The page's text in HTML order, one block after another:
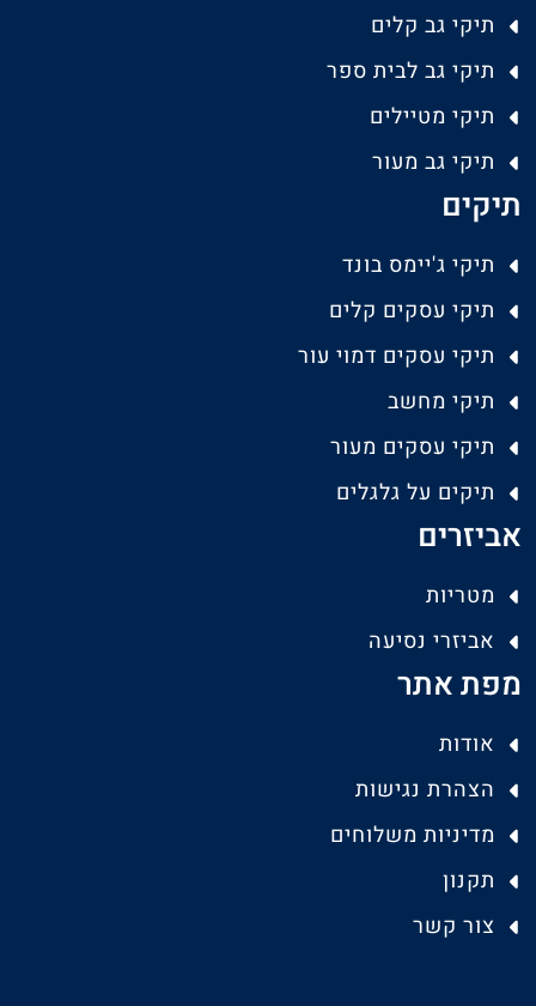
תיקי גב קלים
תיקי גב לבית ספר
תיקי מטיילים
תיקי גב מעור
תיקים
תיקי ג'יימס בונד
תיקי עסקים קלים
תיקי עסקים דמוי עור
תיקי מחשב
תיקי עסקים מעור
תיקים על גלגלים
אביזרים
מטריות
אביזרי נסיעה
מפת אתר
אודות
הצהרת נגישות
מדיניות משלוחים
תקנון
צור קשר